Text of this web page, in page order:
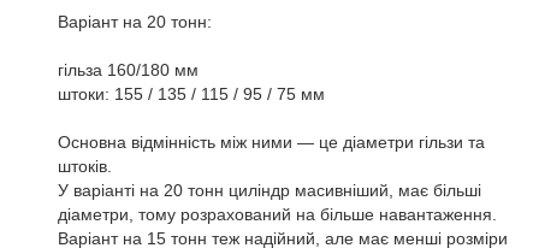
Варіант на 20 тонн:
гільза 160/180 мм
штоки: 155 / 135 / 115 / 95 / 75 мм
Основна відмінність між ними — це діаметри гільзи та
штоків.
У варіанті на 20 тонн циліндр масивніший, має більші
діаметри, тому розрахований на більше навантаження.
Варіант на 15 тонн теж надійний, але має менші розміри